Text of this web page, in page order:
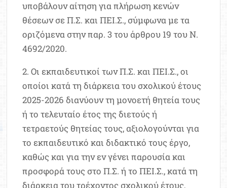
υποβάλουν αίτηση για πλήρωση κενών
θέσεων σε Π.Σ. και ΠΕΙ.Σ., σύμφωνα με τα
οριζόμενα στην παρ. 3 του άρθρου 19 του Ν.
4692/2020.
2. Οι εκπαιδευτικοί των Π.Σ. και ΠΕΙ.Σ., οι
οποίοι κατά τη διάρκεια του σχολικού έτους
2025-2026 διανύουν τη μονοετή θητεία τους
ή το τελευταίο έτος της διετούς ή
τετραετούς θητείας τους, αξιολογούνται για
το εκπαιδευτικό και διδακτικό τους έργο,
καθώς και για την εν γένει παρουσία και
προσφορά τους στο Π.Σ. ή το ΠΕΙ.Σ., κατά τη
διάρκεια του τρέχοντος σχολικού έτους,